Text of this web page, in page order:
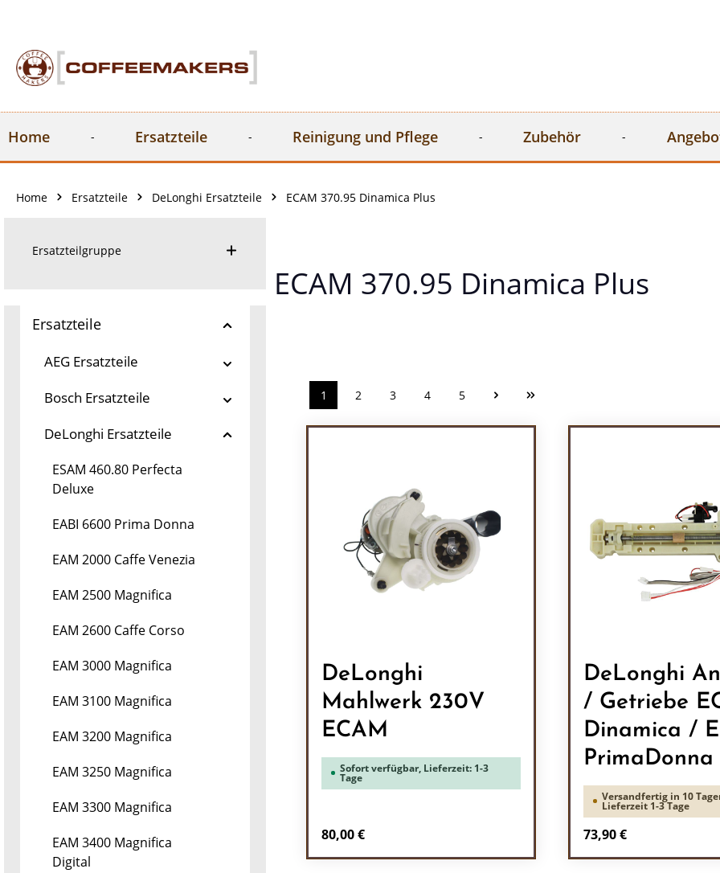
Home Ersatzteile Reinigung und Pflege Zubehör
Home Ersatzteile DeLonghi Ersatzteile ECAM 370.95 Dinamica Plus
Ersatzteilgruppe
Ersatzteile
AEG Ersatzteile
Bosch Ersatzteile
DeLonghi Ersatzteile
ESAM 460.80 Perfecta
Deluxe
EABI 6600 Prima Donna
EAM 2000 Caffe Venezia
EAM 2500 Magnifica
EAM 2600 Caffe Corso
EAM 3000 Magnifica
EAM 3100 Magnifica
EAM 3200 Magnifica
EAM 3250 Magnifica
EAM 3300 Magnifica
EAM 3400 Magnifica
Digital
ECAM 370.95 Dinamica Plus
Seite
1 Seite
2 Seite
3 Seite
4 Seite
5
DeLonghi
Mahlwerk 230V
ECAM
Sofort verfügbar, Lieferzeit: 1-3
Tage
Regulärer Preis:
80,00 €
DeLonghi
/ Getriebe
Dinamica /
PrimaDonna
Versandfertig in 10
Lieferzeit 1-3 Tage
Regulärer Preis:
73,90 €